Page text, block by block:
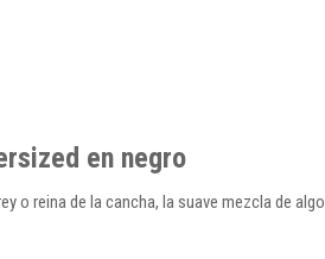
en negro
o reina de la cancha, la suave mezcla de